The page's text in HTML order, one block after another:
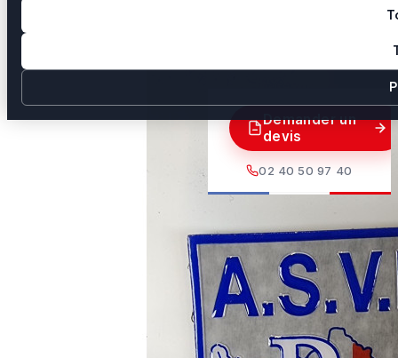
Demander un
devis
02 40 50 97 40